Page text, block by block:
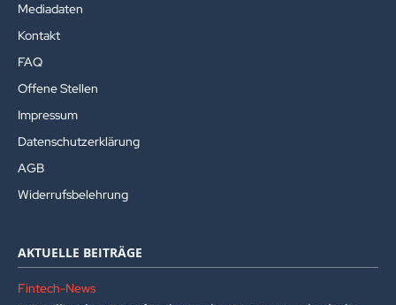
Mediadaten
Kontakt
FAQ
Offene Stellen
Impressum
Datenschutzerklärung
AGB
Widerrufsbelehrung
AKTUELLE BEITRÄGE
Fintech-News